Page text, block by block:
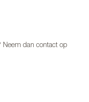
Neem dan contact op